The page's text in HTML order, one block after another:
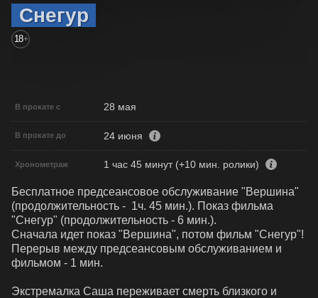
Снегур
18+
В прокате с 28 мая
В прокате до 24 июня
Хронометраж 1 час 45 минут (+10 мин. ролики)
Бесплатное предсеансовое обслуживание "Вершина"
(продолжительность -  1ч. 45 мин.). Показ фильма
"Снегур" (продолжительность - 6 мин.).
Сначала идет показ "Вершина", потом фильм "Снегур"!
Перерыв между предсеансовым обслуживанием и
фильмом - 1 мин.
Экстремалка Саша переживает смерть близкого и